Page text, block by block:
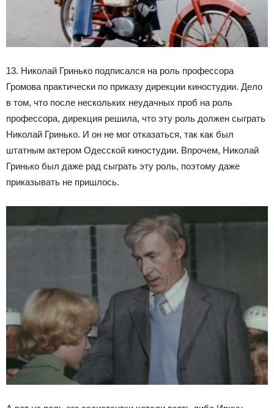
13. Николай Гринько подписался на роль профессора
Громова практически по приказу дирекции киностудии. Дело
в том, что после нескольких неудачных проб на роль
профессора, дирекция решила, что эту роль должен сыграть
Николай Гринько. И он не мог отказаться, так как был
штатным актером Одесской киностудии. Впрочем, Николай
Гринько был даже рад сыграть эту роль, поэтому даже
приказывать не пришлось.